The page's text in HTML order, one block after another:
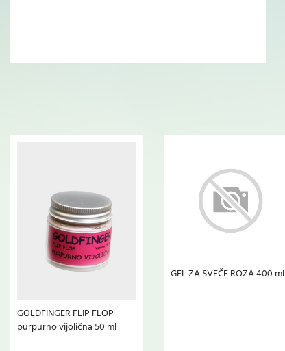
GOLDFINGER FLIP FLOP
purpurno vijolična 50 ml
GEL ZA SVEČE ROZA 400 ml